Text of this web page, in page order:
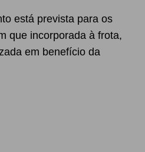
está prevista para os
que incorporada à frota,
em benefício da